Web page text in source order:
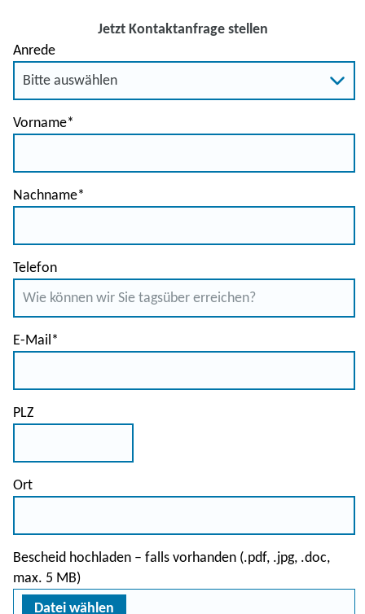
Jetzt Kontaktanfrage stellen
Anrede
Vorname*
Nachname*
Telefon
E-Mail*
PLZ
Ort
Bescheid hochladen – falls vorhanden (.pdf, .jpg, .doc,
max. 5 MB)
Datei wählen